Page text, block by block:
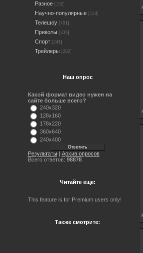
Разное [152]
Научно-популярные [144]
Телешоу [791]
Приколы [336]
Спорт [241]
Трейлеры [282]
Наш опрос
Какой формат видео нужен на
сайте больше всего?
240x320
128x160
178x220
360x640
240x400
Результаты | Архив опросов
Всего ответов: 98878
Читайте еще:
This feature is for Premium users only!
Также смотрите: